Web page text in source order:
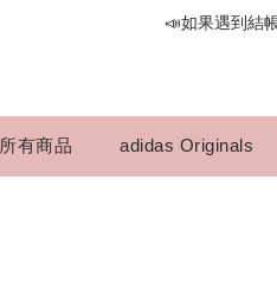
📣如果遇到結
所有商品 adidas Originals